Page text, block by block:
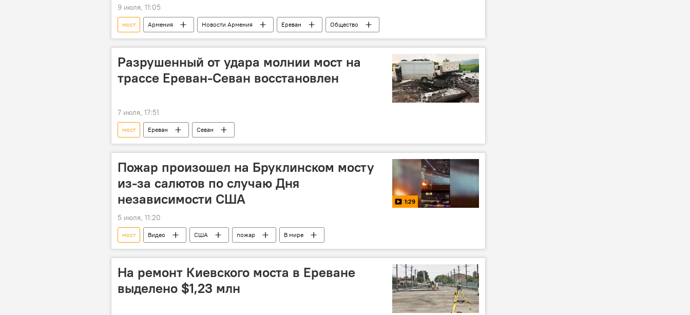
9 июля, 11:05
мост Армения Новости Армения Ереван Общество
Разрушенный от удара молнии мост на
трассе Ереван-Севан восстановлен
7 июля, 17:51
мост Ереван Севан
Пожар произошел на Бруклинском мосту
из-за салютов по случаю Дня
независимости США
1:29
5 июля, 11:20
мост Видео США пожар В мире
На ремонт Киевского моста в Ереване
выделено $1,23 млн